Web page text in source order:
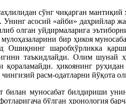
сўнг чиқарган
Унинг асосий «айби» даҳрийлар
олган уйдирмаларига
бир ҳикоя
Ошиқнинг шаробхўрликка
таъкидлайди. Олим
қораламайди. ҳикоянинг
расм-одатларни йўқота
билан муносабат билдириши
бўлган хронология